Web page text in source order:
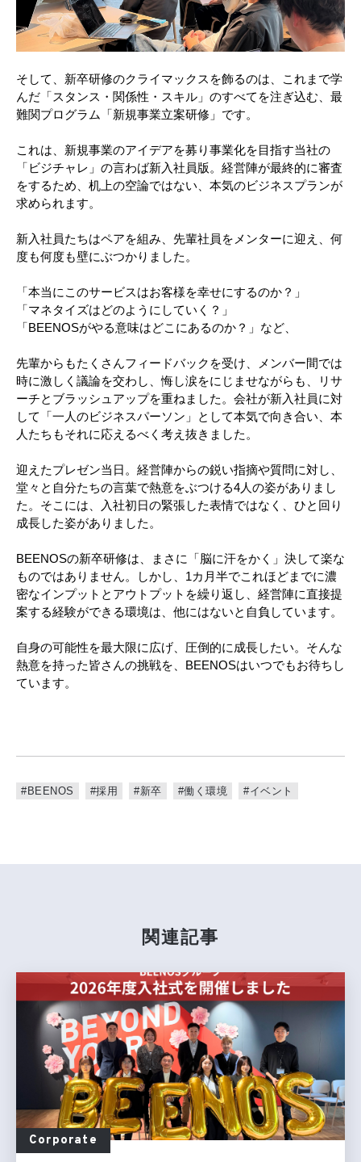
そして、新卒研修のクライマックスを飾るのは、これまで学
んだ「スタンス・関係性・スキル」のすべてを注ぎ込む、最
難関プログラム「新規事業立案研修」です。
これは、新規事業のアイデアを募り事業化を目指す当社の
「ビジチャレ」の言わば新入社員版。経営陣が最終的に審査
をするため、机上の空論ではない、本気のビジネスプランが
求められます。
新入社員たちはペアを組み、先輩社員をメンターに迎え、何
度も何度も壁にぶつかりました。
「本当にこのサービスはお客様を幸せにするのか？」
「マネタイズはどのようにしていく？」
「BEENOSがやる意味はどこにあるのか？」など、
先輩からもたくさんフィードバックを受け、メンバー間では
時に激しく議論を交わし、悔し涙をにじませながらも、リサ
ーチとブラッシュアップを重ねました。会社が新入社員に対
して「一人のビジネスパーソン」として本気で向き合い、本
人たちもそれに応えるべく考え抜きました。
迎えたプレゼン当日。経営陣からの鋭い指摘や質問に対し、
堂々と自分たちの言葉で熱意をぶつける4人の姿がありまし
た。そこには、入社初日の緊張した表情ではなく、ひと回り
成長した姿がありました。
BEENOSの新卒研修は、まさに「脳に汗をかく」決して楽な
ものではありません。しかし、1カ月半でこれほどまでに濃
密なインプットとアウトプットを繰り返し、経営陣に直接提
案する経験ができる環境は、他にはないと自負しています。
自身の可能性を最大限に広げ、圧倒的に成長したい。そんな
熱意を持った皆さんの挑戦を、BEENOSはいつでもお待ちし
ています。
#BEENOS #採用 #新卒 #働く環境 #イベント
関連記事
Corporate